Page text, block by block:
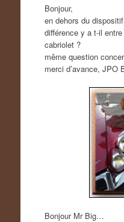
Bonjour,
en dehors du
différence y a t-il
cabriolet ?
même question
merci d’avance, JPO
Bonjour Mr Big…